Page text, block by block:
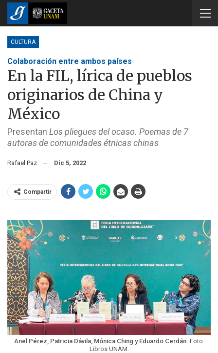
CULTURA
Colaboración entre ambos países
En la FIL, lírica de pueblos
originarios de China y
México
Presentan Los pliegues del ocaso. Poemas de 7
autoras de comunidades étnicas chinas
Rafael Paz Dic 5, 2022
Compartir
Anel Pérez, Patricia Dávila, Mónica Ching y Eduardo Cerdán. Foto:
Libros UNAM.